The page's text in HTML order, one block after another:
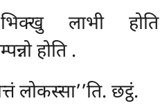
लाभी होति
होति .
छट्ठं.